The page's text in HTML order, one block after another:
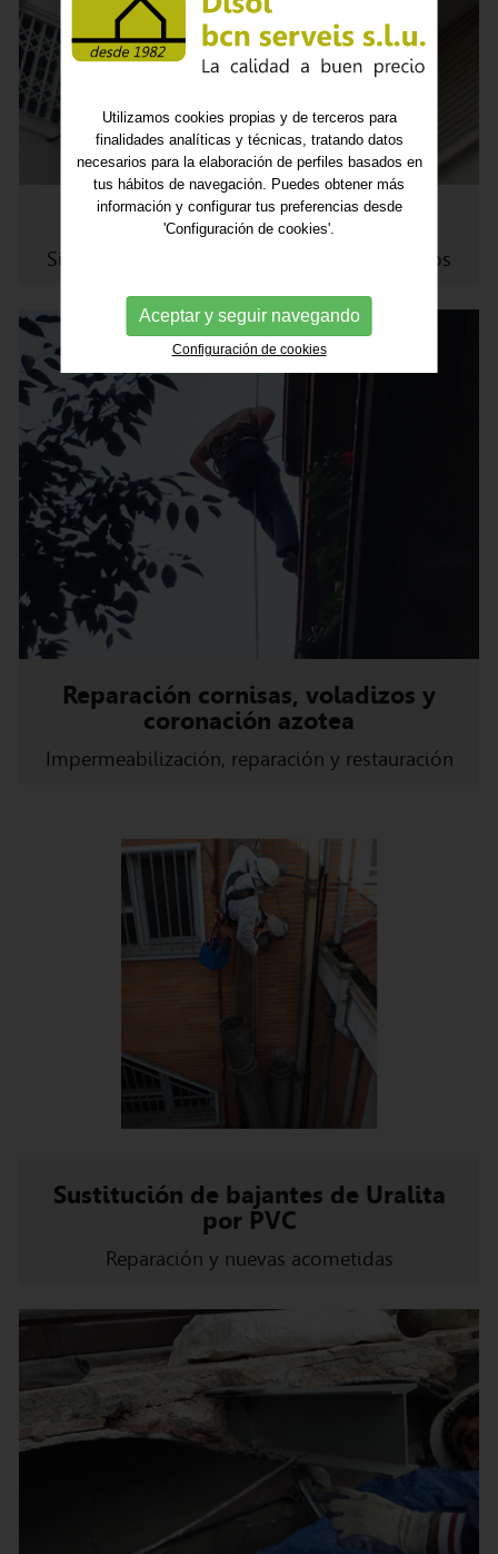
Trabajos técnicas verticales
Sistemas de trabajos verticales homologados
Reparación cornisas, voladizos y
coronación azotea
Impermeabilización, reparación y restauración
Sustitución de bajantes de Uralita
por PVC
Reparación y nuevas acometidas
Utilizamos cookies propias y de terceros para
finalidades analíticas y técnicas, tratando datos
necesarios para la elaboración de perfiles basados en
tus hábitos de navegación. Puedes obtener más
información y configurar tus preferencias desde
'Configuración de cookies'.
Aceptar y seguir navegando
Configuración de cookies